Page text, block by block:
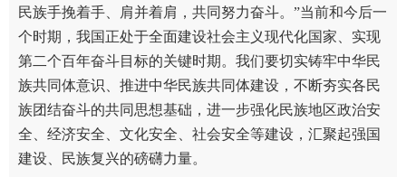
民族手挽着手、肩并着肩，共同努力奋斗。”当前和今后一
个时期，我国正处于全面建设社会主义现代化国家、实现
第二个百年奋斗目标的关键时期。我们要切实铸牢中华民
族共同体意识、推进中华民族共同体建设，不断夯实各民
族团结奋斗的共同思想基础，进一步强化民族地区政治安
全、经济安全、文化安全、社会安全等建设，汇聚起强国
建设、民族复兴的磅礴力量。